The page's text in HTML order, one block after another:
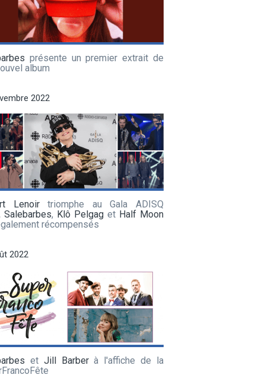
présente un premier extrait de
album
2022
Lenoirtriomphe au Gala ADISQ
Salebarbes, Klô Pelgag et Half Moon
récompensés
2022
et Jill Barberà l'affiche de la